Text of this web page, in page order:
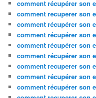
comment récupérer son
comment recuperer son
comment récupérer son
comment récupérer son
comment récupérer son
comment récupérer son
comment recuperer son
comment récupérer son
comment récupérer son